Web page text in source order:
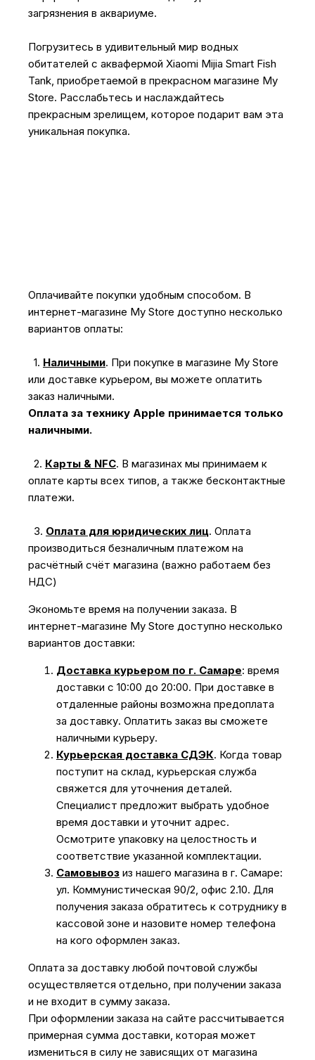
загрязнения в аквариуме.
Погрузитесь в удивительный мир водных
обитателей с аквафермой Xiaomi Mijia Smart Fish
Tank, приобретаемой в прекрасном магазине My
Store. Расслабьтесь и наслаждайтесь
прекрасным зрелищем, которое подарит вам эта
уникальная покупка.
Оплачивайте покупки удобным способом. В
интернет-магазине My Store доступно несколько
вариантов оплаты:
1. Наличными. При покупке в магазине My Store
или доставке курьером, вы можете оплатить
заказ наличными.
Оплата за технику Apple принимается только
наличными.
2. Карты & NFC. В магазинах мы принимаем к
оплате карты всех типов, а также бесконтактные
платежи.
3. Оплата для юридических лиц. Оплата
производиться безналичным платежом на
расчётный счёт магазина (важно работаем без
НДС)
Экономьте время на получении заказа. В
интернет-магазине My Store доступно несколько
вариантов доставки:
Доставка курьером по г. Самаре: время
доставки с 10:00 до 20:00. При доставке в
отдаленные районы возможна предоплата
за доставку. Оплатить заказ вы сможете
наличными курьеру.
Курьерская доставка СДЭК. Когда товар
поступит на склад, курьерская служба
свяжется для уточнения деталей.
Специалист предложит выбрать удобное
время доставки и уточнит адрес.
Осмотрите упаковку на целостность и
соответствие указанной комплектации.
Самовывоз из нашего магазина в г. Самаре:
ул. Коммунистическая 90/2, офис 2.10. Для
получения заказа обратитесь к сотруднику в
кассовой зоне и назовите номер телефона
на кого оформлен заказ.
Оплата за доставку любой почтовой службы
осуществляется отдельно, при получении заказа
и не входит в сумму заказа.
При оформлении заказа на сайте рассчитывается
примерная сумма доставки, которая может
измениться в силу не зависящих от магазина